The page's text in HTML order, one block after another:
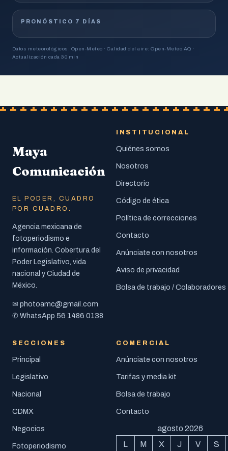
PRONÓSTICO 7 DÍAS
Datos meteorológicos: Open-Meteo · Calidad del aire: Open-Meteo AQ ·
Actualización cada 30 min
Maya
Comunicación
EL PODER, CUADRO
POR CUADRO.
Agencia mexicana de
fotoperiodismo e
información. Cobertura del
Poder Legislativo, vida
nacional y Ciudad de
México.
✉ photoamc@gmail.com
✆ WhatsApp 56 1486 0138
INSTITUCIONAL
Quiénes somos
Nosotros
Directorio
Código de ética
Política de correcciones
Contacto
Anúnciate con nosotros
Aviso de privacidad
Bolsa de trabajo / Colaboradores
SECCIONES
Principal
Legislativo
Nacional
CDMX
Negocios
Fotoperiodismo
COMERCIAL
Anúnciate con nosotros
Tarifas y media kit
Bolsa de trabajo
Contacto
agosto 2026
L
M X J V S